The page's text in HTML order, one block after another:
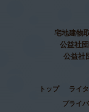
宅地建物
公益社
公益社
トップ ライ
プライ